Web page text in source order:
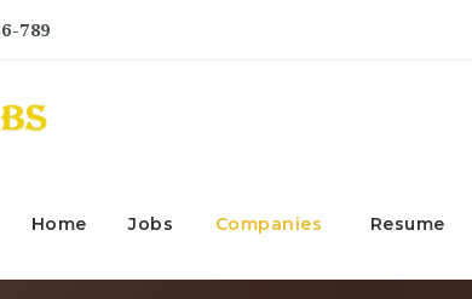
789
Home Jobs Companies Resume